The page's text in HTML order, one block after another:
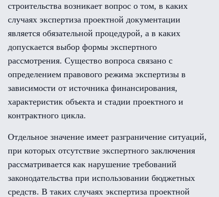
строительства возникает вопрос о том, в каких
случаях экспертиза проектной документации
является обязательной процедурой, а в каких
допускается выбор формы экспертного
рассмотрения. Существо вопроса связано с
определением правового режима экспертизы в
зависимости от источника финансирования,
характеристик объекта и стадии проектного и
контрактного цикла.
Отдельное значение имеет разграничение ситуаций,
при которых отсутствие экспертного заключения
рассматривается как нарушение требований
законодательства при использовании бюджетных
средств. В таких случаях экспертиза проектной